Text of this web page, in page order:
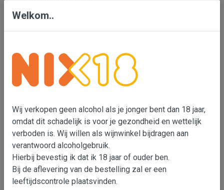
Nix 18
dan 18 jaar, omdat dit
schadelijk is voor je
gezondheid en wettelijk
verboden is. Wij willen als
wijnimporteur bijdragen
aan verantwoord
alcoholgebruik. Er is met
onze transportpartners
proeverijen, check de
data in de balk hierboven
wijnproeverij
hier 🍷
Welkom..
Wij verkopen geen alcohol als je jonger bent dan 18 jaar,
omdat dit schadelijk is voor je gezondheid en wettelijk
verboden is. Wij willen als wijnwinkel bijdragen aan
verantwoord alcoholgebruik.
Hierbij bevestig ik dat ik 18 jaar of ouder ben.
Bij de aflevering van de bestelling zal er een
leeftijdscontrole plaatsvinden.